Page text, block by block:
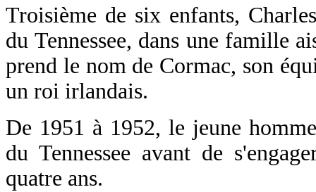
Troisième de six enfants,
du Tennessee, dans une famille
prend le nom de Cormac, son
un roi irlandais.
De 1951 à 1952, le jeune
du Tennessee avant de
quatre ans.